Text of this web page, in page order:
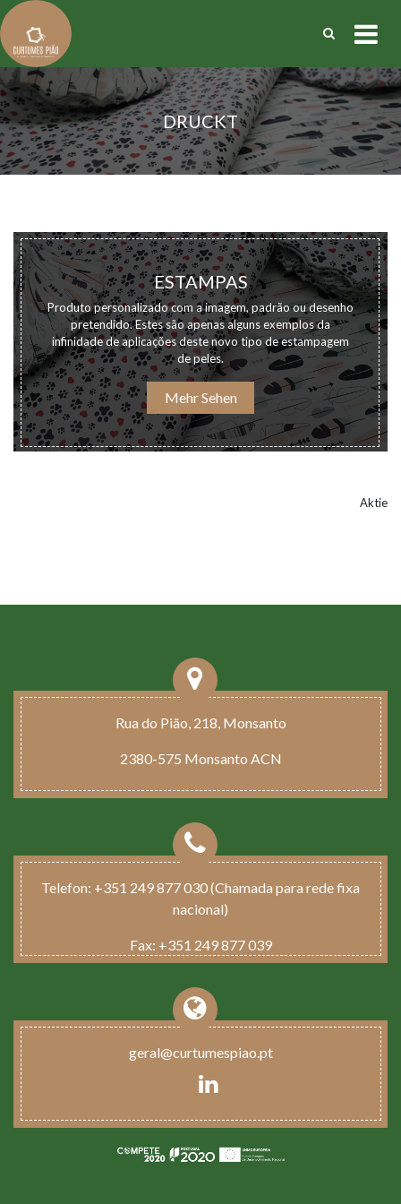
DRUCKT
ESTAMPAS
Produto personalizado com a imagem, padrão ou desenho
pretendido. Estes são apenas alguns exemplos da
infinidade de aplicações deste novo tipo de estampagem
de peles.
Mehr Sehen
Aktie
Rua do Pião, 218, Monsanto
2380-575 Monsanto ACN
Telefon: +351 249 877 030 (Chamada para rede fixa
nacional)
Fax: +351 249 877 039
geral@curtumespiao.pt